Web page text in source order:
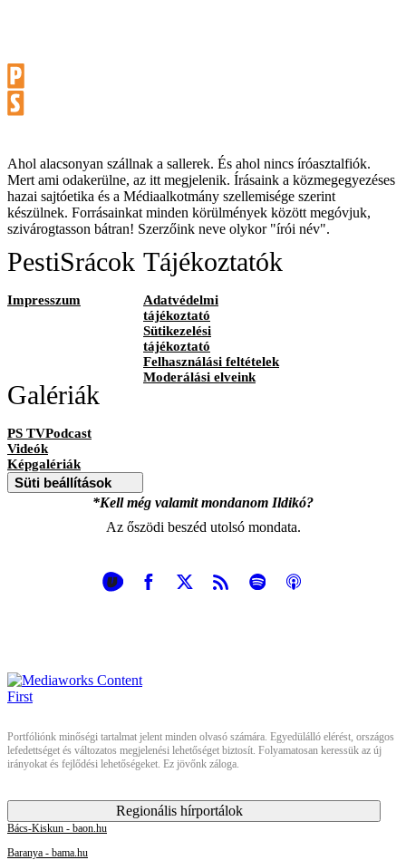
Ahol alacsonyan szállnak a sallerek. És ahol nincs íróasztalfiók.
Mert ami odakerülne, az itt megjelenik. Írásaink a közmegegyezéses
hazai sajtóetika és a Médiaalkotmány szellemisége szerint
készülnek. Forrásainkat minden körülmények között megóvjuk,
szivárogtasson bátran! Szerzőink neve olykor "írói név".
PestiSrácok
Impresszum
Tájékoztatók
Adatvédelmi
tájékoztató
Sütikezelési
tájékoztató
Felhasználási feltételek
Moderálási elveink
Galériák
PS TVPodcast
Videók
Képgalériák
Süti beállítások
*Kell még valamit mondanom Ildikó?
Az őszödi beszéd utolsó mondata.
Portfóliónk minőségi tartalmat jelent minden olvasó számára. Egyedülálló elérést, országos
lefedettséget és változatos megjelenési lehetőséget biztosít. Folyamatosan keressük az új
irányokat és fejlődési lehetőségeket. Ez jövőnk záloga.
Regionális hírportálok
Bács-Kiskun - baon.hu
Baranya - bama.hu